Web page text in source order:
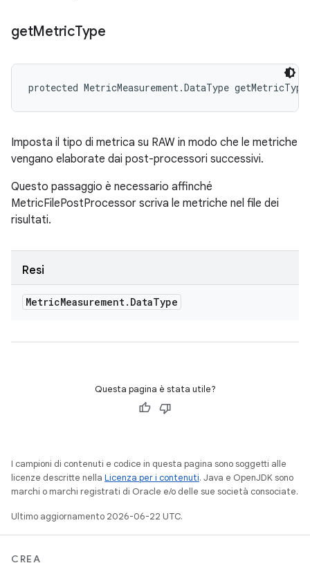
getMetricType
protected MetricMeasurement.DataType
Imposta il tipo di metrica su RAW in modo che le metriche
vengano elaborate dai post-processori successivi.
Questo passaggio è necessario affinché
MetricFilePostProcessor scriva le metriche nel file dei
risultati.
Resi
MetricMeasurement. DataType
Questa pagina è stata utile?
I campioni di contenuti e codice in questa pagina sono soggetti alle
licenze descritte nella Licenza per i contenuti. Java e OpenJDK sono
marchi o marchi registrati di Oracle e/o delle sue società consociate.
Ultimo aggiornamento 2026-06-22 UTC.
CREA